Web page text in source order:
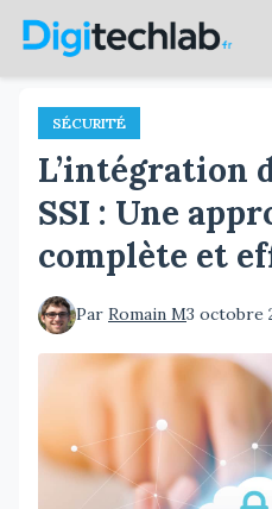
Aller
principal
SÉCURITÉ
L’intégration
SSI : Une
complète et
Par Romain M3 octobre